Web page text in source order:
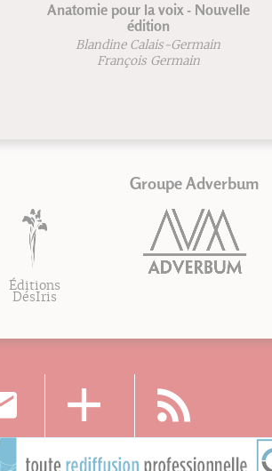
pour la voix - Nouvelle
Blandine Calais-Germain
François Germain
Éditions
DésIris
Groupe Adverbum